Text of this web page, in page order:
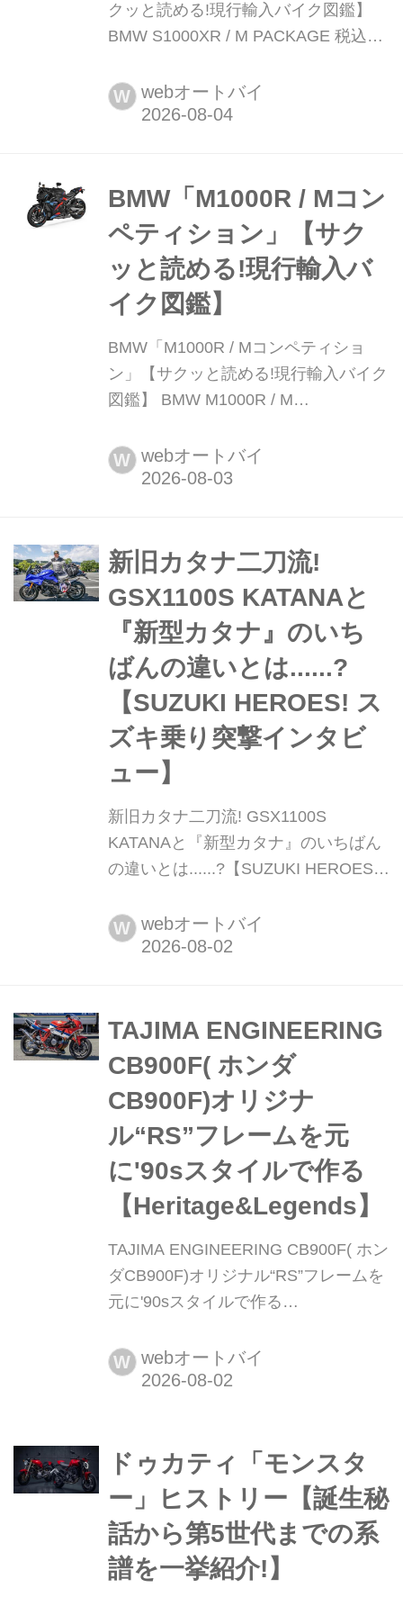
クッと読める!現行輸入バイク図鑑】
BMW S1000XR / M PACKAGE 税込価
全高:2155×915×1460mm ホイールベ
ース:1550mm シート高:790〈850〉
W webオートバイ
BMW「M1000R / Mコン
ペティション」【サク
ッと読める!現行輸入バ
イク図鑑】
BMW「M1000R / Mコンペティショ
ン」【サクッと読める!現行輸入バイク
図鑑】 BMW M1000R / M
/ 361万5000円 全長×全幅×全
高:2085×850×1100mm(ミラーを含ま
Motorradが...
W webオートバイ
新旧カタナ二刀流!
GSX1100S KATANAと
『新型カタナ』のいち
ばんの違いとは......?
【SUZUKI HEROES! ス
ズキ乗り突撃インタビ
ュー】
新旧カタナ二刀流! GSX1100S
KATANAと『新型カタナ』のいちばん
の違いとは......?【SUZUKI HEROES!
ト会場、街角、道の駅......各地で見つ
けたスズキ車オーナーさんに突撃イン
W webオートバイ
TAJIMA ENGINEERING
CB900F( ホンダ
CB900F)オリジナ
ル“RS”フレームを元
に'90sスタイルで作る
【Heritage&Legends】
TAJIMA ENGINEERING CB900F( ホン
ダCB900F)オリジナル“RS”フレームを
元に'90sスタイルで作る
め:Heritage&Legends編集部 ヘリテイ
ジ&レジェンズ 公式サイト ▶▶▶カス
RCB/RS1000より新しい世代のルック
スが得られる新鮮さ CB1000Fの登場
で脚光を浴びつつある空...
W webオートバイ
ドゥカティ「モンスタ
ー」ヒストリー【誕生秘
話から第5世代までの系
譜を一挙紹介!】